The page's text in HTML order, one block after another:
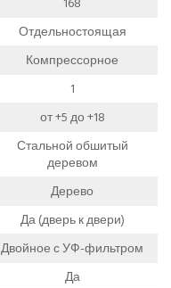
Отдельностоящая
Компрессорное
1
от +5 до +18
Стальной обшитый
деревом
Дерево
Да (дверь к двери)
Двойное с УФ-фильтром
Да